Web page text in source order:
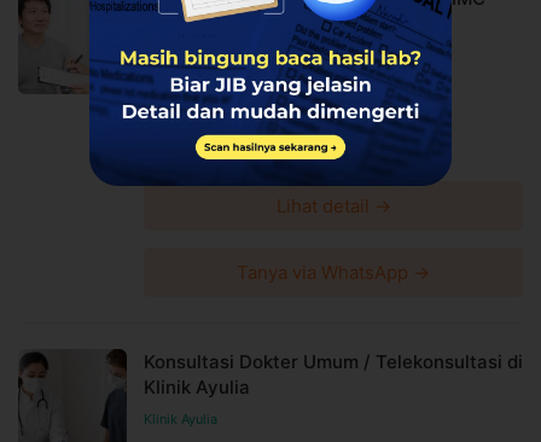
Hospital Nusa Dua
BIMC Hospital Nusa Dua
Nusa Dua
Harga Spesial
Rp750.000
Lihat detail →
Tanya via WhatsApp →
Konsultasi Dokter Umum / Telekonsultasi di
Klinik Ayulia
Klinik Ayulia